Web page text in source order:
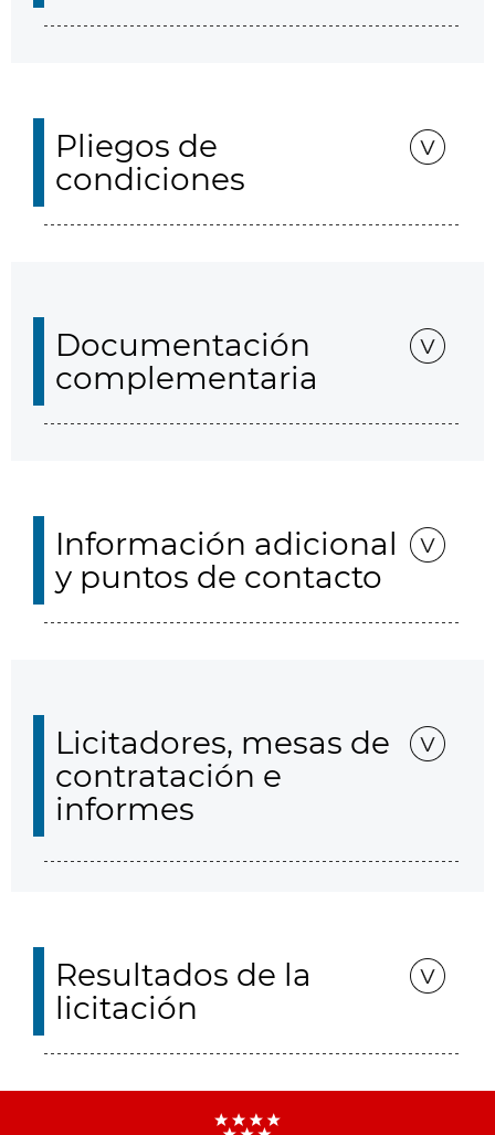
Pliegos de
condiciones
Documentación
complementaria
Información adicional
y puntos de contacto
Licitadores, mesas de
contratación e
informes
Resultados de la
licitación